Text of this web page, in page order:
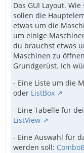
Das GUI Layout.
sollen die
etwas um die
um einige
du brauchst etwas
Maschinen zu
Grundgerüst. Ich
- Eine Liste um die
oder ListBox
- Eine Tabelle für
ListView
- Eine Auswahl für
werden soll: